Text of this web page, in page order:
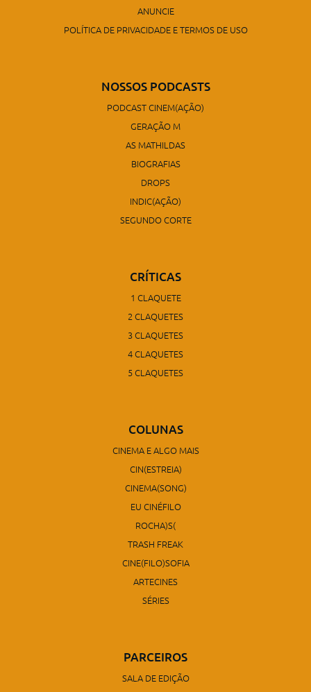
ANUNCIE
POLÍTICA DE PRIVACIDADE E TERMOS DE USO
NOSSOS PODCASTS
PODCAST CINEM(AÇÃO)
GERAÇÃO M
AS MATHILDAS
BIOGRAFIAS
DROPS
INDIC(AÇÃO)
SEGUNDO CORTE
CRÍTICAS
1 CLAQUETE
2 CLAQUETES
3 CLAQUETES
4 CLAQUETES
5 CLAQUETES
COLUNAS
CINEMA E ALGO MAIS
CIN(ESTREIA)
CINEMA(SONG)
EU CINÉFILO
ROCHA)S(
TRASH FREAK
CINE(FILO)SOFIA
ARTECINES
SÉRIES
PARCEIROS
SALA DE EDIÇÃO